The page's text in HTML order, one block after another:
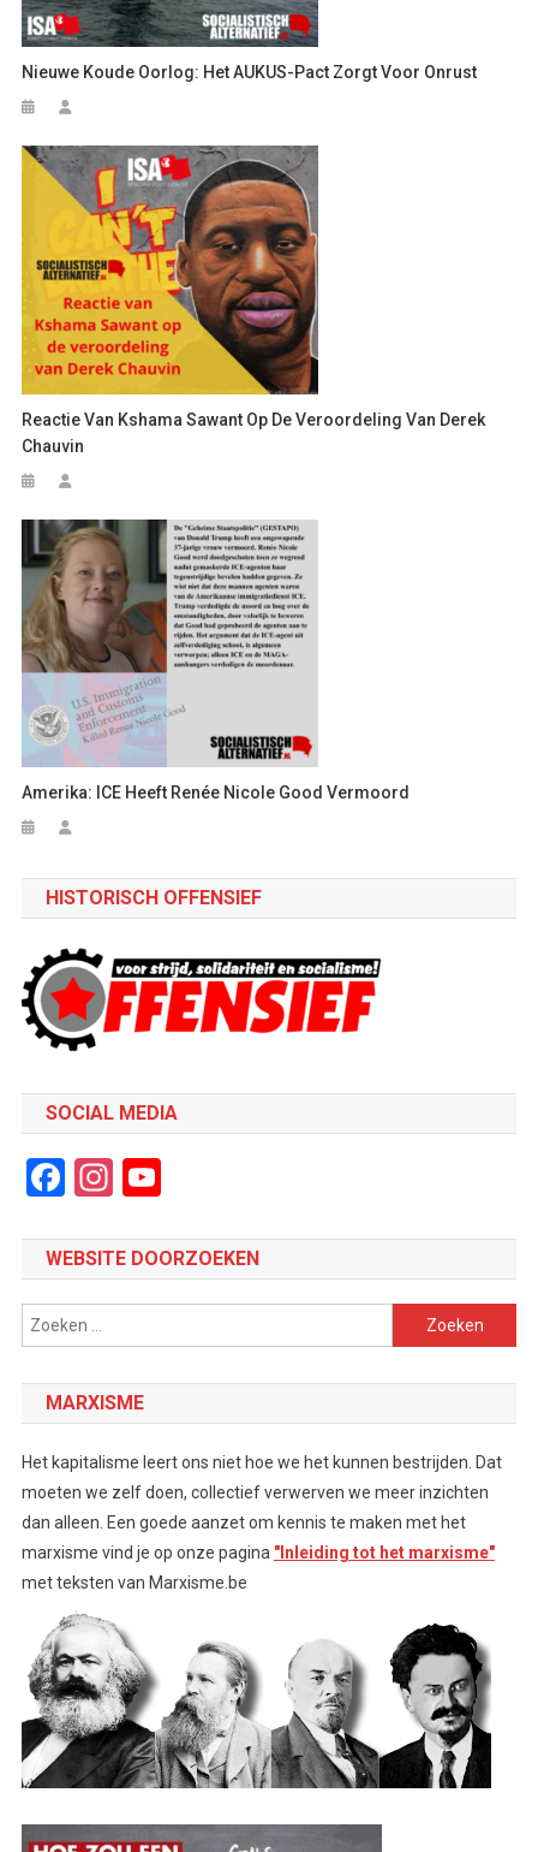
Nieuwe Koude Oorlog: Het AUKUS-Pact Zorgt Voor Onrust
Reactie Van Kshama Sawant Op De Veroordeling Van Derek
Chauvin
Amerika: ICE Heeft Renée Nicole Good Vermoord
HISTORISCH OFFENSIEF
SOCIAL MEDIA
Facebook
Instagram
YouTube
WEBSITE DOORZOEKEN
Zoeken
naar:
MARXISME
Het kapitalisme leert ons niet hoe we het kunnen bestrijden. Dat
moeten we zelf doen, collectief verwerven we meer inzichten
dan alleen. Een goede aanzet om kennis te maken met het
marxisme vind je op onze pagina "Inleiding tot het marxisme"
met teksten van Marxisme.be